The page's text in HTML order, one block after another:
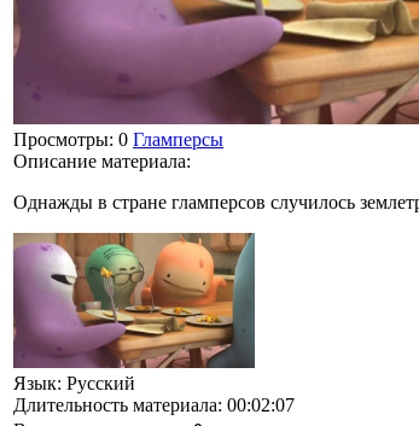
Просмотры: 0 Гламперсы
Описание материала:
Однажды в стране гламперсов случилось
Язык: Русский
Длительность материала: 00:02:07